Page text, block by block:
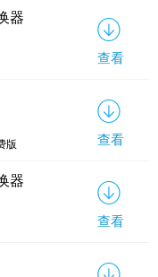
器
查看
版 查看
器
查看